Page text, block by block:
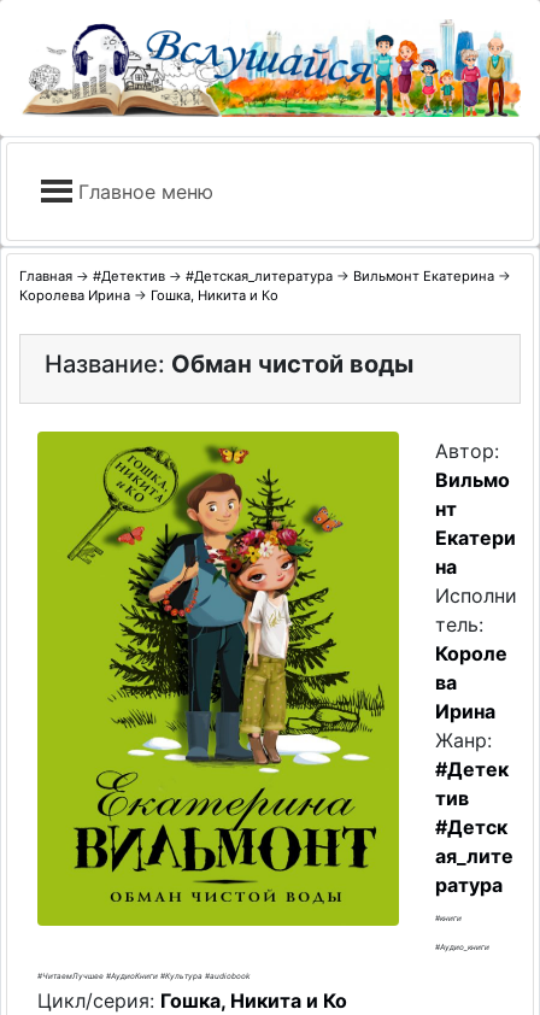
content
Главное меню
Главная → #Детектив → #Детская_литература → Вильмонт Екатерина →
Королева Ирина → Гошка, Никита и Ко
Название: Обман чистой воды
Автор:
Вильмо
нт
Екатери
на
Исполни
тель:
Короле
ва
Ирина
Жанр:
#Детек
тив
#Детск
ая_лите
ратура
#книги
#Аудио_книги
#ЧитаемЛучшее #АудиоКниги #Культура #audiobook
Цикл/серия: Гошка, Никита и Ко